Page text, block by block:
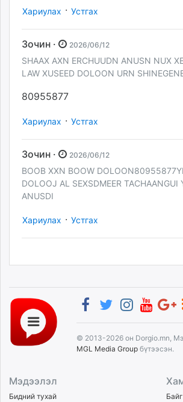
Хариулах · Устгах
Зочин · 2026/06/12
SHAAX AXN ERCHUUDN ANUSN NUX
LAW XUSEED DOLOON URN
80955877
Хариулах · Устгах
Зочин · 2026/06/12
BOOB XXN BOOW
DOLOOJ AL SEXSDMEER TACHAANGUI
ANUSDI
Хариулах · Устгах
© 2013-2026 он Dorgio.mn,
MGL Media Group бүтээсэн.
Мэдээлэл
Бидний тухай